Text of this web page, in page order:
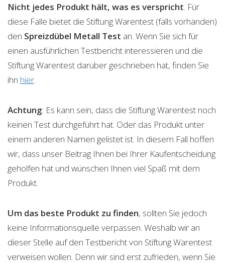
Nicht jedes Produkt hält, was es verspricht. Für
diese Fälle bietet die Stiftung Warentest (falls vorhanden)
den Spreizdübel Metall Test an. Wenn Sie sich für
einen ausführlichen Testbericht interessieren und die
Stiftung Warentest darüber geschrieben hat, finden Sie
ihn hier.
Achtung: Es kann sein, dass die Stiftung Warentest noch
keinen Test durchgeführt hat. Oder das Produkt unter
einem anderen Namen gelistet ist. In diesem Fall hoffen
wir, dass unser Beitrag Ihnen bei Ihrer Kaufentscheidung
geholfen hat und wünschen Ihnen viel Spaß mit dem
Produkt.
Um das beste Produkt zu finden, sollten Sie jedoch
keine Informationsquelle verpassen. Weshalb wir an
dieser Stelle auf den Testbericht von Stiftung Warentest
verweisen wollen. Denn wir sind erst zufrieden, wenn Sie